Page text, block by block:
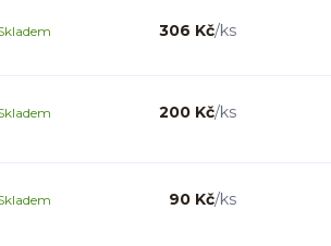
306 Kč/ks
200 Kč/ks
90 Kč/ks